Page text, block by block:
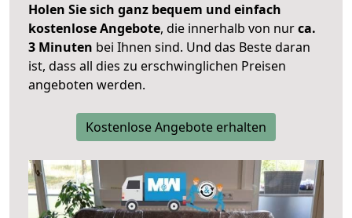
Holen Sie sich ganz bequem und einfach
kostenlose Angebote, die innerhalb von nurca.
3 Minuten bei Ihnen sind. Und das Beste daran
ist, dass all dies zu erschwinglichen Preisen
angeboten werden.
Kostenlose Angebote erhalten